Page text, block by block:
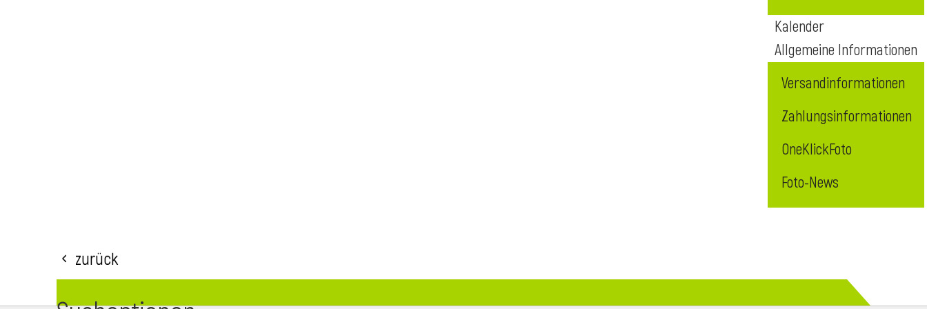
Kalender
Allgemeine Informationen
Versandinformationen
Zahlungsinformationen
OneKlickFoto
Foto-News
Zurück